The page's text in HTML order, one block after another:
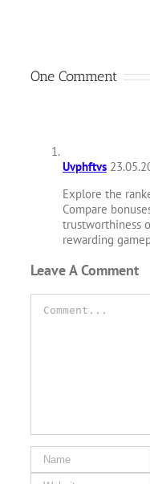
One Comment
Uvphftvs
Explore the
Compare
trustworthiness
rewarding
Leave A Comment